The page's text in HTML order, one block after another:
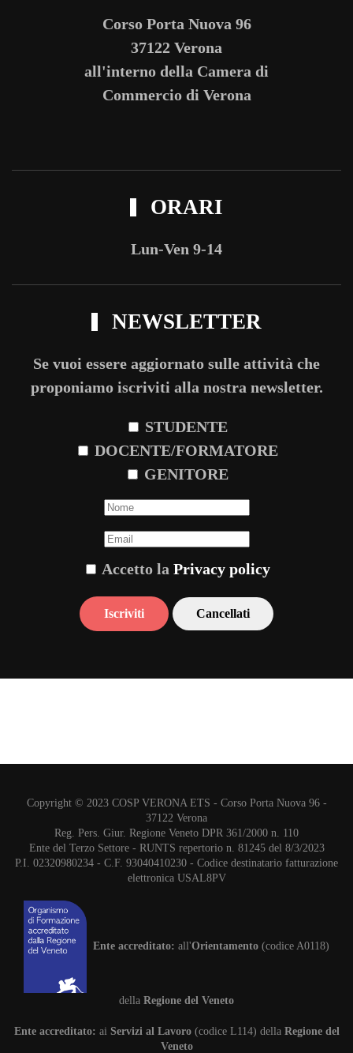
Corso Porta Nuova 96
37122 Verona
all'interno della Camera di
Commercio di Verona
ORARI
Lun-Ven 9-14
NEWSLETTER
Se vuoi essere aggiornato sulle attività che
proponiamo iscriviti alla nostra newsletter.
STUDENTE
DOCENTE/FORMATORE
GENITORE
Accetto la Privacy policy
Copyright © 2023 COSP VERONA ETS - Corso Porta Nuova 96 -
37122 Verona
Reg. Pers. Giur. Regione Veneto DPR 361/2000 n. 110
Ente del Terzo Settore - RUNTS repertorio n. 81245 del 8/3/2023
P.I. 02320980234 - C.F. 93040410230 - Codice destinatario fatturazione
elettronica USAL8PV
Ente accreditato: all'Orientamento (codice A0118)
della Regione del Veneto
Ente accreditato: ai Servizi al Lavoro(codice L114) della Regione del
Veneto